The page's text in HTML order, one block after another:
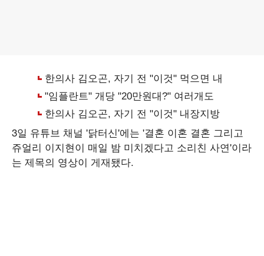
3일 유튜브 채널 '닭터신'에는 '결혼 이혼 결혼 그리고
쥬얼리 이지현이 매일 밤 미치겠다고 소리친 사연'이라
는 제목의 영상이 게재됐다.